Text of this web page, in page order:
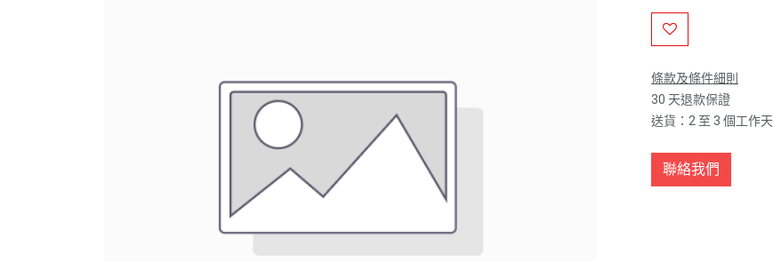
條款及條件細則
30 天退款保證
送貨：2 至 3 個工作天
聯絡我們